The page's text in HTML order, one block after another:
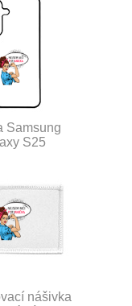
Samsung
S25
nášivka